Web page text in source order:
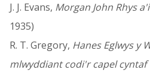
J. J. Evans, Morgan John Rhys
1935)
R. T. Gregory, Hanes Eglwys y
mlwyddiant codi'r capel cyntaf